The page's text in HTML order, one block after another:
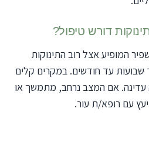
דורש טיפול?
המופיע אצל רוב התינוקות
עד חודשים. במקרים קלים
עדינה. אם המצב נרחב, מתמשך או
עם רופא/ת עור.